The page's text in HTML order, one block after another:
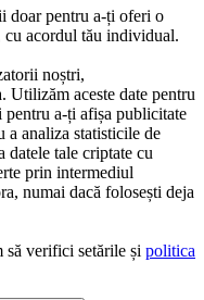
doar pentru a-ți oferi o
cu acordul tău individual.
noștri,
Utilizăm aceste date pentru
a-ți afișa publicitate
a analiza statisticile de
datele tale criptate cu
prin intermediul
numai dacă folosești deja
să verifici setările și politica